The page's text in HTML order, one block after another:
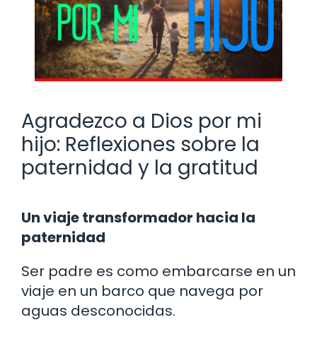
Agradezco a Dios por mi
hijo: Reflexiones sobre la
paternidad y la gratitud
Un viaje transformador hacia la
paternidad
Ser padre es como embarcarse en un
viaje en un barco que navega por
aguas desconocidas.